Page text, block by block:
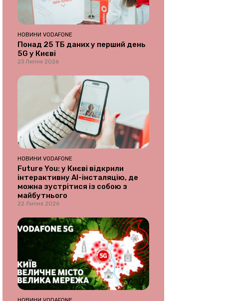
НОВИНИ VODAFONE
Понад 25 ТБ даних у перший день
5G у Києві
23 Липня 2026
НОВИНИ VODAFONE
Future You: у Києві відкрили
інтерактивну AI-інсталяцію, де
можна зустрітися із собою з
майбутнього
22 Липня 2026